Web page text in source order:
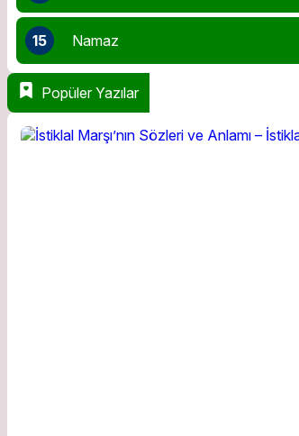
15 Namaz
Popüler Yazılar